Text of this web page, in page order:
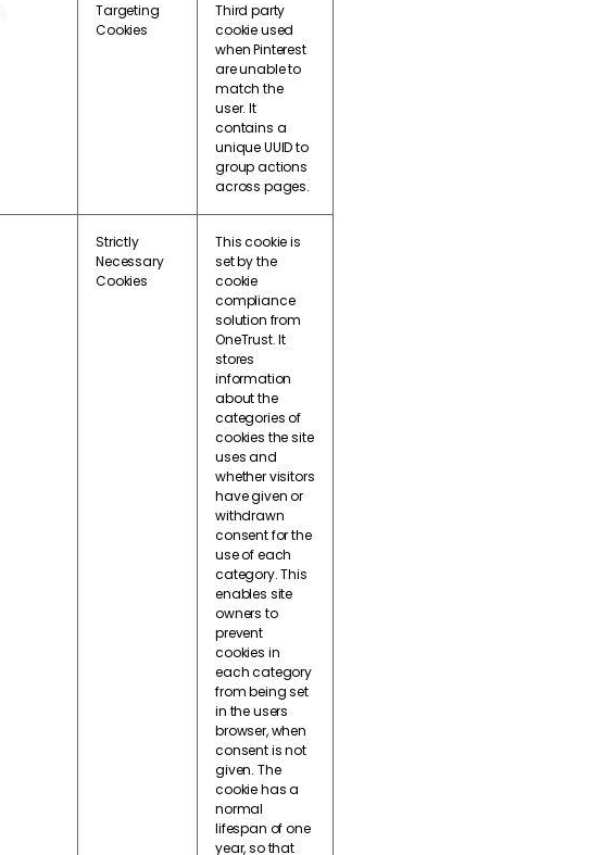
Targeting
Cookies
Third party
cookie used
when Pinterest
are unable to
match the
user. It
contains a
unique UUID to
group actions
across pages.
Strictly
Necessary
Cookies
This cookie is
set by the
cookie
compliance
solution from
OneTrust. It
stores
information
about the
categories of
cookies the site
uses and
whether visitors
have given or
withdrawn
consent for the
use of each
category. This
enables site
owners to
prevent
cookies in
each category
from being set
in the users
browser, when
consent is not
given. The
cookie has a
normal
lifespan of one
year, so that